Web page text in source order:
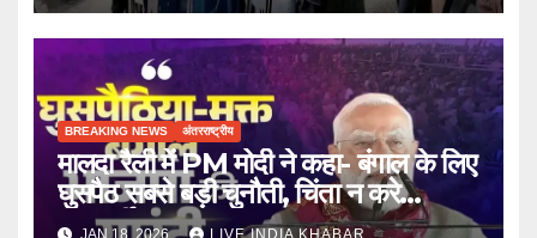
BREAKING NEWS अंतरराष्ट्रीय
मालदा रैली में PM मोदी ने कहा- बंगाल के लिए
घुसपैठ सबसे बड़ी चुनौती, चिंता न करे
शरणार्थी
JAN 18, 2026 LIVE INDIA KHABAR